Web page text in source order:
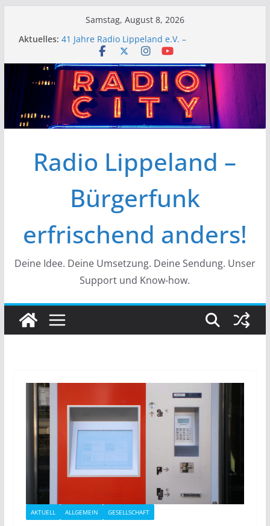
Samstag, August 8, 2026
Aktuelles: 41 Jahre Radio Lippeland e.V. –
Radioförderverein bildet Laien aus und bietet
Plattform für Meinungsvielfalt im Lokalradio
Musikmarkt Kreis Soest
Gemeinsam e.V. – die Kontaktstelle für
Menschen mit Behinderungen
Lippstadt „Live“
15. Folk im Park
Radio Lippeland –
Bürgerfunk
erfrischend anders!
Deine Idee. Deine Umsetzung. Deine Sendung. Unser
Support und Know-how.
AKTUELL ALLGEMEIN GESELLSCHAFT